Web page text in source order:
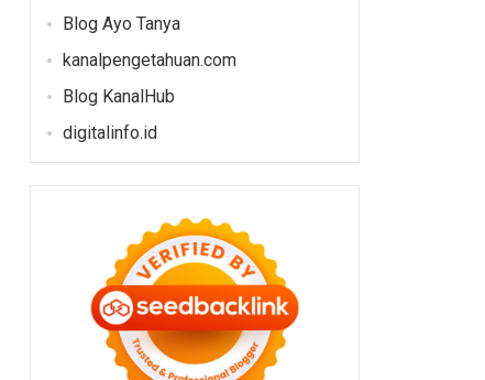
Blog Ayo Tanya
kanalpengetahuan.com
Blog KanalHub
digitalinfo.id